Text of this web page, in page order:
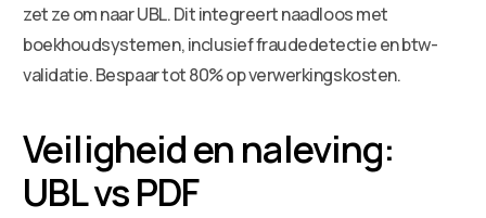
zet ze om naar UBL. Dit integreert naadloos met
boekhoudsystemen, inclusief fraudedetectie en btw-
validatie. Bespaar tot 80% op verwerkingskosten.
Veiligheid en naleving:
UBL vs PDF